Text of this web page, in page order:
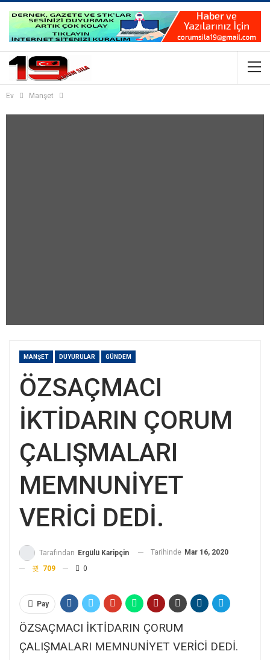
Ev Manşet
MANŞET DUYURULAR GÜNDEM
ÖZSAÇMACI
İKTİDARIN ÇORUM
ÇALIŞMALARI
MEMNUNİYET
VERİCİ DEDİ.
Tarafından Ergülü Karipçin Tarihinde Mar 16, 2020
709
0
Pay
ÖZSAÇMACI İKTİDARIN ÇORUM
ÇALIŞMALARI MEMNUNİYET VERİCİ DEDİ.